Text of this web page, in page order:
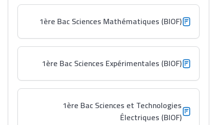
باش تقدر تساعد الناس
يلقاو التوازن من الدّاخل
ومن الخارج، بشرى
أمسكين بنات مسارها
خطوة بخطوة - مترجم
القراية و الخدمة فمجال
تقويم البصر مع المختصّة
1ère Bac Sciences Mathématiques (BIOF)
1ère Bac Sciences Expérimentales (BIOF)
1ère Bac Sciences et Technologies
Électriques (BIOF)